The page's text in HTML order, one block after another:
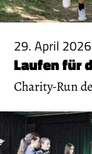
29. April 2026
Laufen für
Charity-Run